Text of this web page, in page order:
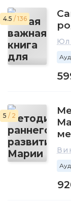
4.5 / 136
5 / 2